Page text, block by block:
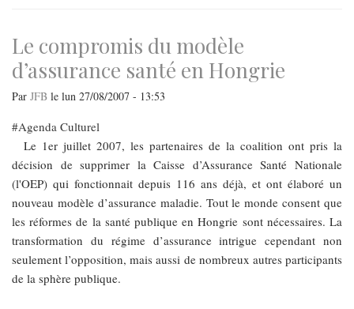
Le compromis du modèle
d’assurance santé en Hongrie
Par JFB le lun 27/08/2007 - 13:53
Agenda Culturel
Le 1er juillet 2007, les partenaires de la coalition ont pris la
décision de supprimer la Caisse d’Assurance Santé Nationale
(l'OEP) qui fonctionnait depuis 116 ans déjà, et ont élaboré un
nouveau modèle d’assurance maladie. Tout le monde consent que
les réformes de la santé publique en Hongrie sont nécessaires. La
transformation du régime d’assurance intrigue cependant non
seulement l’opposition, mais aussi de nombreux autres participants
de la sphère publique.